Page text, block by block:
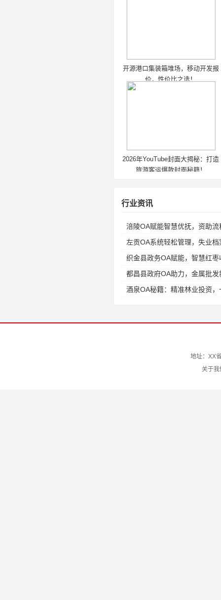
开源港口集装箱堆场，移动开发报
价，性价比之选！
2026年YouTube封面大揭秘：打造
旅游客运爆款封面秘籍！
行业资讯
涪陵OA赋能智慧优抚，资助
左贡OA系统轻松管理，失业
织金县政务OA赋能，智慧红
都昌县政府OA助力，金属批
酒泉OA秘籍：精准林业投资
地址：XX
关于我